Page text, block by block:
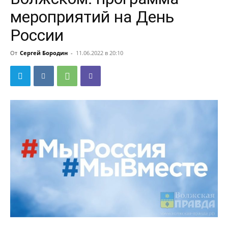
мероприятий на День
России
От Сергей Бородин - 11.06.2022 в 20:10